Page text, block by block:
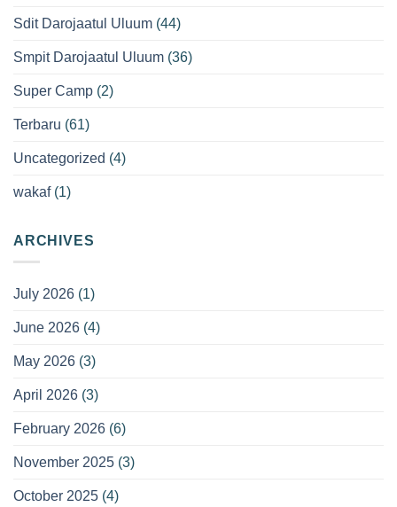
Sdit Darojaatul Uluum (44)
Smpit Darojaatul Uluum (36)
Super Camp (2)
Terbaru (61)
Uncategorized (4)
wakaf(1)
ARCHIVES
July 2026 (1)
June 2026 (4)
May 2026 (3)
April 2026 (3)
February 2026 (6)
November 2025 (3)
October 2025 (4)